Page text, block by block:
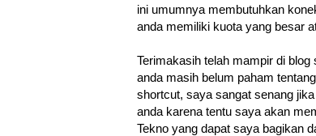
ini umumnya membutuhkan
anda memiliki kuota yang besar
Terimakasih telah mampir di
anda masih belum paham
shortcut, saya sangat senang
anda karena tentu saya akan
Tekno yang dapat saya bagikan